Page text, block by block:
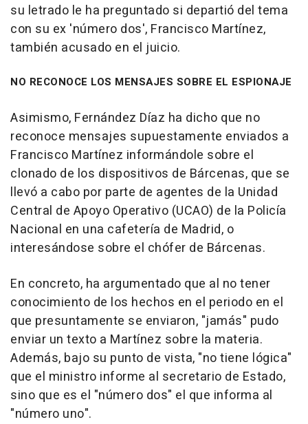
su letrado le ha preguntado si departió del tema
con su ex 'número dos', Francisco Martínez,
también acusado en el juicio.
NO RECONOCE LOS MENSAJES SOBRE EL ESPIONAJE
Asimismo, Fernández Díaz ha dicho que no
reconoce mensajes supuestamente enviados a
Francisco Martínez informándole sobre el
clonado de los dispositivos de Bárcenas, que se
llevó a cabo por parte de agentes de la Unidad
Central de Apoyo Operativo (UCAO) de la Policía
Nacional en una cafetería de Madrid, o
interesándose sobre el chófer de Bárcenas.
En concreto, ha argumentado que al no tener
conocimiento de los hechos en el periodo en el
que presuntamente se enviaron, "jamás" pudo
enviar un texto a Martínez sobre la materia.
Además, bajo su punto de vista, "no tiene lógica"
que el ministro informe al secretario de Estado,
sino que es el "número dos" el que informa al
"número uno".